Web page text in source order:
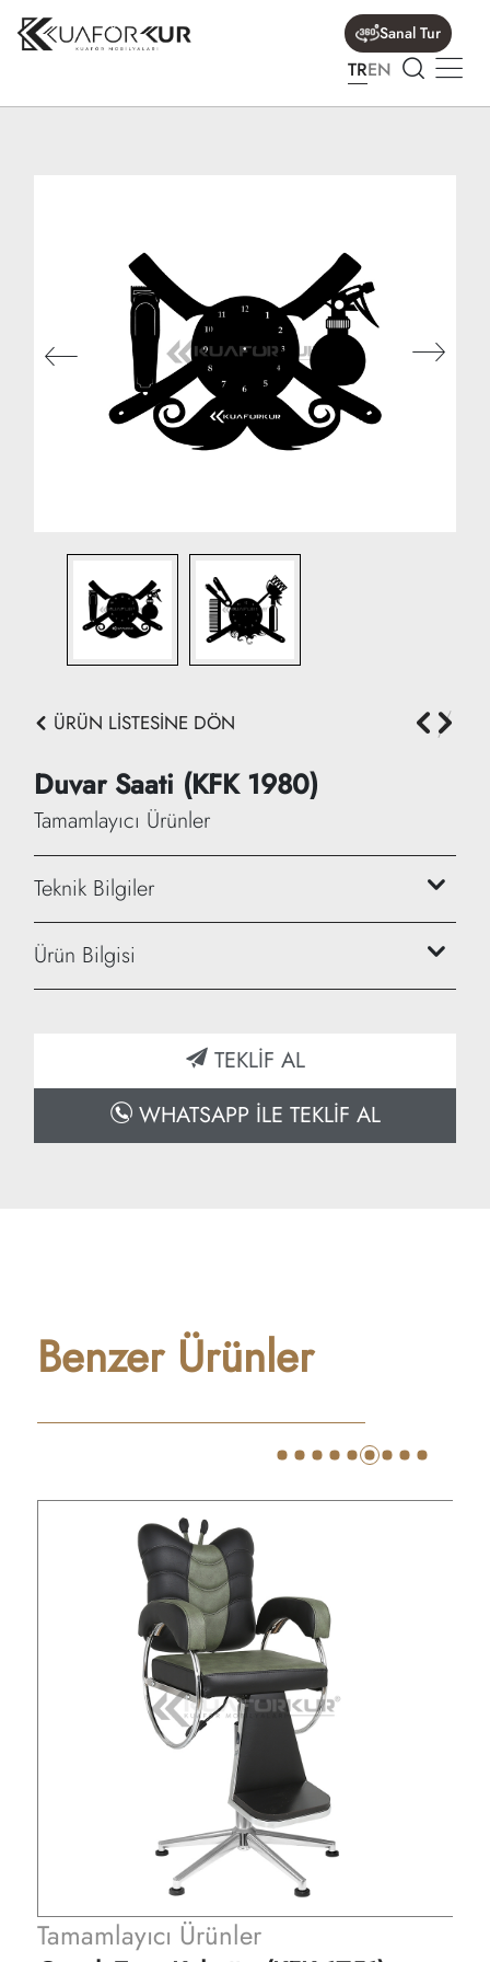
Sanal Tur
TREN
ÜRÜN LİSTESİNE DÖN
Duvar Saati (KFK 1980)
Tamamlayıcı Ürünler
Teknik Bilgiler
Yükseklik: 35-40 cm
Genişlik: 50 cm
Ürün Bilgisi
TEKLİF AL
WHATSAPP İLE TEKLİF AL
Benzer Ürünler
Tamamlayıcı Ürünler